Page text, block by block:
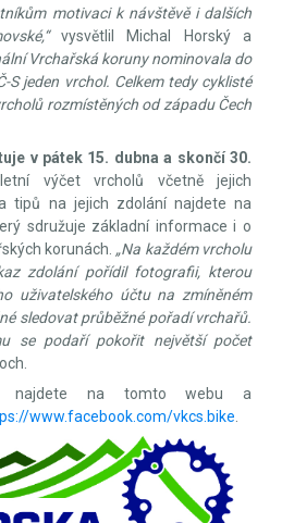
motivaci k návštěvě i dalších
vysvětlil Michal Horský a
Vrchařská koruny nominovala do
S jeden vrchol. Celkem tedy cyklisté
rozmístěných od západu Čech
v pátek 15. dubna a skončí 30.
výčet vrcholů včetně jejich
tipů na jejich zdolání najdete na
sdružuje základní informace i o
korunách. „Na každém vrcholu
zdolání pořídil fotografii, kterou
uživatelského účtu na zmíněném
sledovat průběžné pořadí vrchařů.
se podaří pokořit největší počet
najdete na tomto webu a
www.facebook.com/vkcs.bike